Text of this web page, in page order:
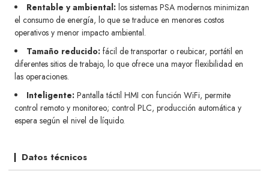
Rentable y ambiental: los sistemas PSA modernos minimizan
el consumo de energía, lo que se traduce en menores costos
operativos y menor impacto ambiental.
Tamaño reducido: fácil de transportar o reubicar, portátil en
diferentes sitios de trabajo, lo que ofrece una mayor flexibilidad en
las operaciones.
Inteligente: Pantalla táctil HMI con función WiFi, permite
control remoto y monitoreo; control PLC, producción automática y
espera según el nivel de líquido.
Datos técnicos